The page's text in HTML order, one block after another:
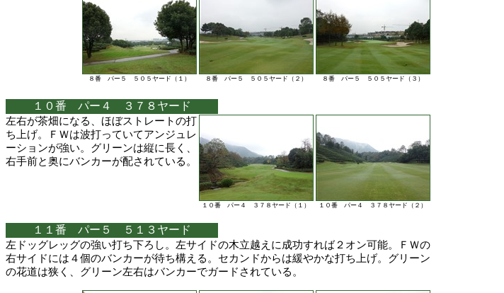
８番 パー５ ５０５ヤード（３）
８番 パー５ ５０５ヤード（２）
８番 パー５ ５０５ヤード（１）
１０番 パー４ ３７８ヤード
１０番 パー４ ３７８ヤード（２）
１０番 パー４ ３７８ヤード（１）
左右が茶畑になる、ほぼストレートの打
ち上げ。ＦＷは波打っていてアンジュレ
ーションが強い。グリーンは縦に長く、
右手前と奥にバンカーが配されている。
１１番 パー５ ５１３ヤード
左ドッグレッグの強い打ち下ろし。左サイドの木立越えに成功すれば２オン可能。ＦＷの
右サイドには４個のバンカーが待ち構える。セカンドからは緩やかな打ち上げ。グリーン
の花道は狭く、グリーン左右はバンカーでガードされている。